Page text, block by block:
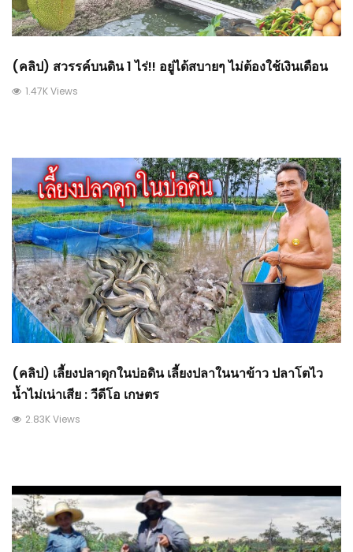
(คลิป) สวรรค์บนดิน 1 ไร่!! อยู่ได้สบายๆ ไม่ต้องใช้เงินเดือน
1.47K Views
(คลิป) เลี้ยงปลาดุกในบ่อดิน เลี้ยงปลาในนาข้าว ปลาโตไว
น้ำไม่เน่าเสีย : วีดีโอ เกษตร
2.83K Views